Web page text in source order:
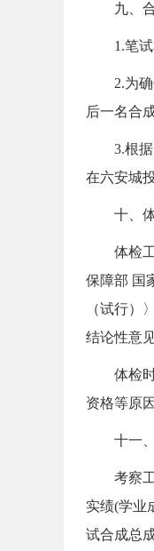
九、合
1.笔试和
2.为确保
后一名合
3.根据岗
在六安城
十、体
体检工
保障部 国
（试行）
结论性意
体检时
资格等原
十一、
考察工
实绩(学业
试合成总